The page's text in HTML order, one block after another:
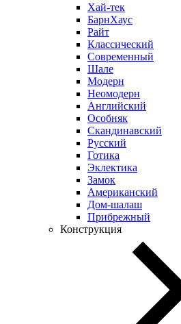
Хай-тек
БарнХаус
Райт
Классический
Современный
Шале
Модерн
Неомодерн
Английский
Особняк
Скандинавский
Русский
Готика
Эклектика
Замок
Американский
Дом-шалаш
Прибрежный
Конструкция